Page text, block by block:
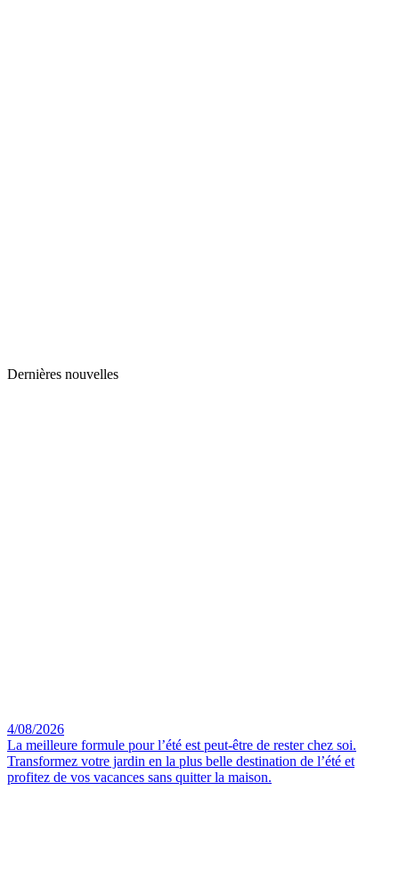
Dernières nouvelles
4/08/2026
La meilleure formule pour l’été est peut-être de rester chez soi.
Transformez votre jardin en la plus belle destination de l’été et
profitez de vos vacances sans quitter la maison.